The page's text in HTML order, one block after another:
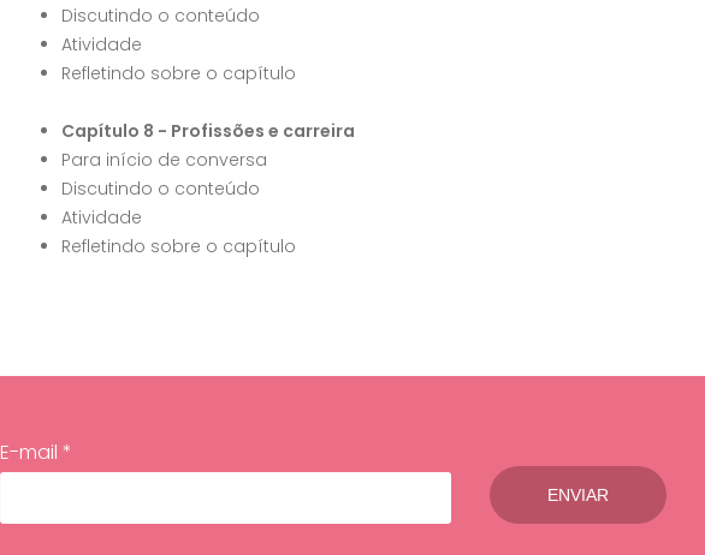
Discutindo o conteúdo
Atividade
Refletindo sobre o capítulo
Capítulo 8 - Profissões e carreira
Para início de conversa
Discutindo o conteúdo
Atividade
Refletindo sobre o capítulo
E-mail *